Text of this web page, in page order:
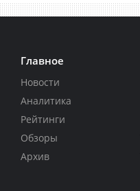
Главное
Новости
Аналитика
Рейтинги
Обзоры
Архив